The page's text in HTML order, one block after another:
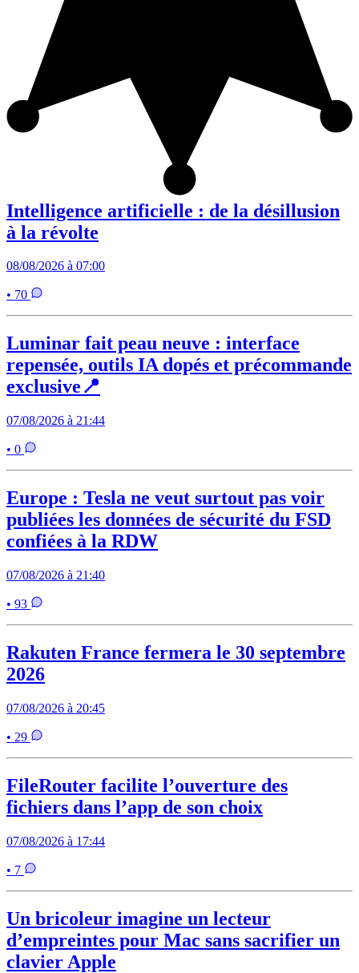
Intelligence artificielle : de la désillusion
à la révolte
08/08/2026 à 07:00
• 70
Luminar fait peau neuve : interface
repensée, outils IA dopés et précommande
exclusive📍
07/08/2026 à 21:44
• 0
Europe : Tesla ne veut surtout pas voir
publiées les données de sécurité du FSD
confiées à la RDW
07/08/2026 à 21:40
• 93
Rakuten France fermera le 30 septembre
2026
07/08/2026 à 20:45
• 29
FileRouter facilite l’ouverture des
fichiers dans l’app de son choix
07/08/2026 à 17:44
• 7
Un bricoleur imagine un lecteur
d’empreintes pour Mac sans sacrifier un
clavier Apple